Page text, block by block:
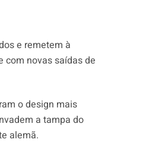
e remetem à
com novas saídas de
o design mais
a tampa do
alemã.